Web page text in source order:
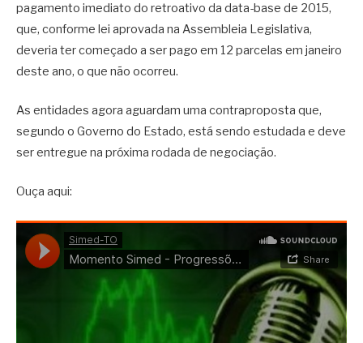
pagamento imediato do retroativo da data-base de 2015,
que, conforme lei aprovada na Assembleia Legislativa,
deveria ter começado a ser pago em 12 parcelas em janeiro
deste ano, o que não ocorreu.
As entidades agora aguardam uma contraproposta que,
segundo o Governo do Estado, está sendo estudada e deve
ser entregue na próxima rodada de negociação.
Ouça aqui: